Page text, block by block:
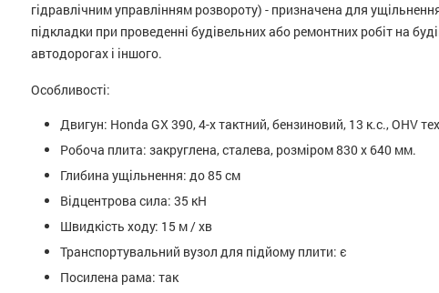
гідравлічним управлінням розвороту) - призначена для
підкладки при проведенні будівельних або ремонтних робіт на
автодорогах і іншого.
Особливості:
Двигун: Honda GX 390, 4-х тактний, бензиновий, 13 к.с., OHV
Робоча плита: закруглена, сталева, розміром 830 х 640 мм.
Глибина ущільнення: до 85 см
Відцентрова сила: 35 кН
Швидкість ходу: 15 м / хв
Транспортувальний вузол для підйому плити: є
Посилена рама: так